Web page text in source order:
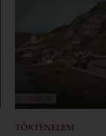
TÖRTÉNELEM